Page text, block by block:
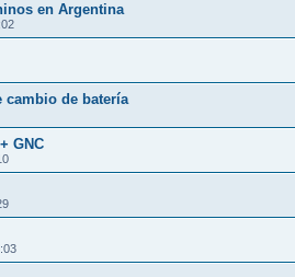
en Argentina
cambio de batería
GNC